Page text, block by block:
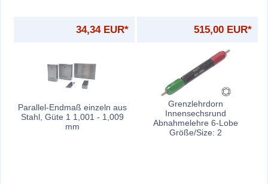
34,34 EUR* 515,00 EUR*
Parallel-Endmaß einzeln aus
Stahl, Güte 1 1,001 - 1,009
mm
Grenzlehrdorn
Innensechsrund
Abnahmelehre 6-Lobe
Größe/Size: 2